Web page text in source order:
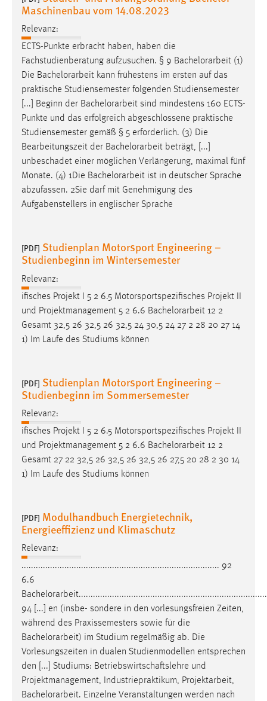
Maschinenbau vom 14.08.2023
Relevanz:
ECTS-Punkte erbracht haben, haben die
Fachstudienberatung aufzusuchen. § 9 Bachelorarbeit (1)
Die Bachelorarbeit kann frühestens im ersten auf das
praktische Studiensemester folgenden Studiensemester
[...] Beginn der Bachelorarbeit sind mindestens 160 ECTS-
Punkte und das erfolgreich abgeschlossene praktische
Studiensemester gemäß § 5 erforderlich. (3) Die
Bearbeitungszeit der Bachelorarbeit beträgt, [...]
unbeschadet einer möglichen Verlängerung, maximal fünf
Monate. (4) 1Die Bachelorarbeit ist in deutscher Sprache
abzufassen. 2Sie darf mit Genehmigung des
Aufgabenstellers in englischer Sprache
[PDF] Studienplan Motorsport Engineering –
Studienbeginn im Wintersemester
Relevanz:
ifisches Projekt I 5 2 6.5 Motorsportspezifisches Projekt II
und Projektmanagement 5 2 6.6 Bachelorarbeit 12 2
Gesamt 32,5 26 32,5 26 32,5 24 30,5 24 27 2 28 20 27 14
1) Im Laufe des Studiums können
[PDF] Studienplan Motorsport Engineering –
Studienbeginn im Sommersemester
Relevanz:
ifisches Projekt I 5 2 6.5 Motorsportspezifisches Projekt II
und Projektmanagement 5 2 6.6 Bachelorarbeit 12 2
Gesamt 27 22 32,5 26 32,5 26 32,5 26 27,5 20 28 2 30 14
1) Im Laufe des Studiums können
[PDF] Modulhandbuch Energietechnik,
Energieeffizienz und Klimaschutz
Relevanz:
................................................................................... 92
6.6
Bachelorarbeit
94 [...] en (insbe- sondere in den vorlesungsfreien Zeiten,
während des Praxissemesters sowie für die
Bachelorarbeit) im Studium regelmäßig ab. Die
Vorlesungszeiten in dualen Studienmodellen entsprechen
den [...] Studiums: Betriebswirtschaftslehre und
Projektmanagement, Industriepraktikum, Projektarbeit,
Bachelorarbeit. Einzelne Veranstaltungen werden nach